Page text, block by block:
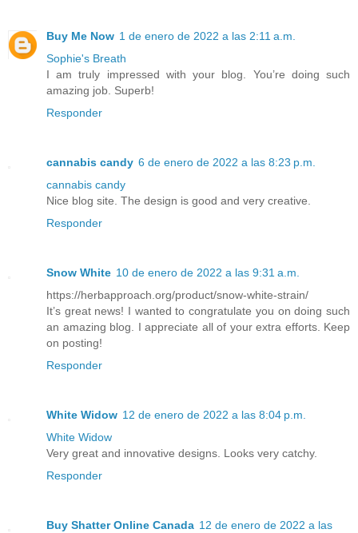
Buy Me Now 1 de enero de 2022 a las 2:11 a.m.
Sophie's Breath
I am truly impressed with your blog. You’re doing such
amazing job. Superb!
Responder
cannabis candy 6 de enero de 2022 a las 8:23 p.m.
cannabis candy
Nice blog site. The design is good and very creative.
Responder
Snow White 10 de enero de 2022 a las 9:31 a.m.
https://herbapproach.org/product/snow-white-strain/
It’s great news! I wanted to congratulate you on doing such
an amazing blog. I appreciate all of your extra efforts. Keep
on posting!
Responder
White Widow 12 de enero de 2022 a las 8:04 p.m.
White Widow
Very great and innovative designs. Looks very catchy.
Responder
Buy Shatter Online Canada 12 de enero de 2022 a las